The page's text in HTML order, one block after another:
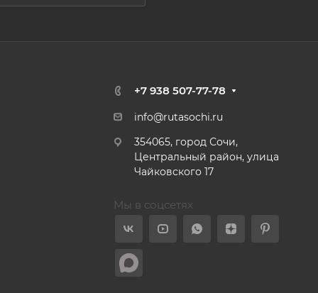
+7 938 507-77-78
info@rutasochi.ru
354065, город Сочи,
Центральный район, улица
Чайковского 17
Мы в соцсетях